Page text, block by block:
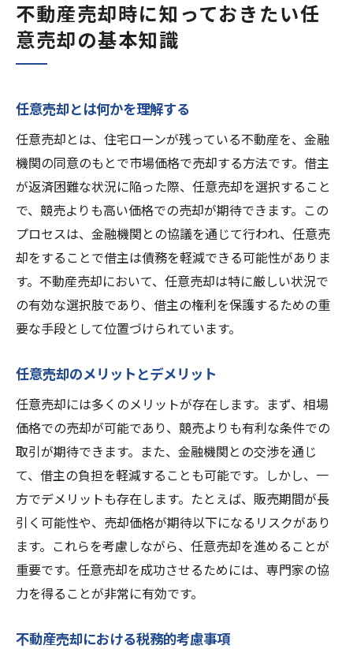
不動産売却時に知っておきたい任
意売却の基本知識
任意売却とは何かを理解する
任意売却とは、住宅ローンが残っている不動産を、金融
機関の同意のもとで市場価格で売却する方法です。借主
が返済困難な状況に陥った際、任意売却を選択すること
で、競売よりも高い価格での売却が期待できます。この
プロセスは、金融機関との協議を通じて行われ、任意売
却をすることで借主は債務を軽減できる可能性がありま
す。不動産売却において、任意売却は特に厳しい状況で
の有効な選択肢であり、借主の権利を保護するための重
要な手段として位置づけられています。
任意売却のメリットとデメリット
任意売却には多くのメリットが存在します。まず、相場
価格での売却が可能であり、競売よりも有利な条件での
取引が期待できます。また、金融機関との交渉を通じ
て、借主の負担を軽減することも可能です。しかし、一
方でデメリットも存在します。たとえば、販売期間が長
引く可能性や、売却価格が期待以下になるリスクがあり
ます。これらを考慮しながら、任意売却を進めることが
重要です。任意売却を成功させるためには、専門家の協
力を得ることが非常に有効です。
不動産売却における税務的考慮事項